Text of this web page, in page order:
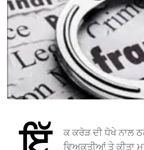
ਕ ਕਰੋੜ ਦੀ ਧੋਖੇ ਨਾਲ
ਵਿਅਕਤੀਆਂ ਤੇ ਕੀਤਾ